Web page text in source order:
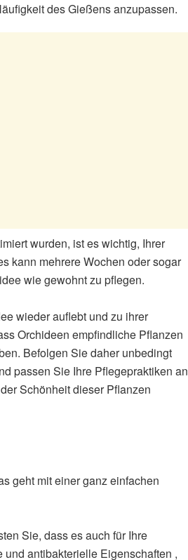
des Gießens anzupassen.
wurden, ist es wichtig, Ihrer
kann mehrere Wochen oder sogar
wie gewohnt zu pflegen.
wieder auflebt und zu ihrer
Orchideen empfindliche Pflanzen
Befolgen Sie daher unbedingt
passen Sie Ihre Pflegepraktiken an
Schönheit dieser Pflanzen
geht mit einer ganz einfachen
Sie, dass es auch für Ihre
antibakterielle Eigenschaften ,